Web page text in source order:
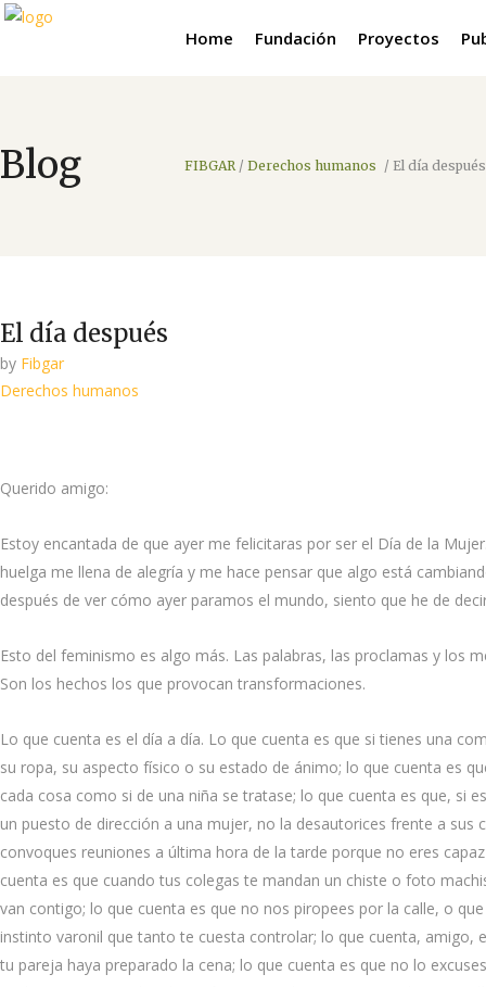
Home Fundación Proyectos
Blog FIBGAR / Derechos humanos / El día después
El día después
by Fibgar
Derechos humanos
Querido amigo:
Estoy encantada de que ayer me felicitaras por ser el Día de la
huelga me llena de alegría y me hace pensar que algo está
después de ver cómo ayer paramos el mundo, siento que he de
Esto del feminismo es algo más. Las palabras, las proclamas y los
Son los hechos los que provocan transformaciones.
Lo que cuenta es el día a día. Lo que cuenta es que si tienes una
su ropa, su aspecto físico o su estado de ánimo; lo que cuenta es
cada cosa como si de una niña se tratase; lo que cuenta es que, si
un puesto de dirección a una mujer, no la desautorices frente a
convoques reuniones a última hora de la tarde porque no eres
cuenta es que cuando tus colegas te mandan un chiste o foto
van contigo; lo que cuenta es que no nos piropees por la calle, o
instinto varonil que tanto te cuesta controlar; lo que cuenta, amigo,
tu pareja haya preparado la cena; lo que cuenta es que no lo